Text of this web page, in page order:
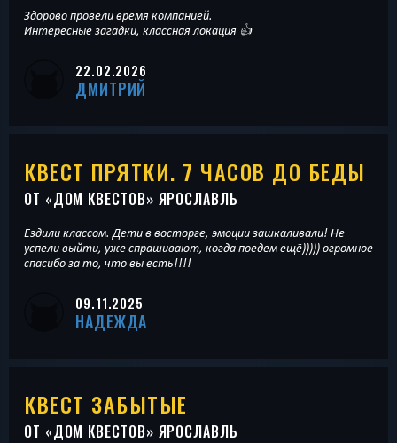
Здорово провели время компанией.
Интересные загадки, классная локация 👍
22.02.2026
ДМИТРИЙ
КВЕСТ ПРЯТКИ. 7 ЧАСОВ ДО БЕДЫ
ОТ «ДОМ КВЕСТОВ» ЯРОСЛАВЛЬ
Ездили классом. Дети в восторге, эмоции зашкаливали! Не
успели выйти, уже спрашивают, когда поедем ещё))))) огромное
спасибо за то, что вы есть!!!!
09.11.2025
НАДЕЖДА
КВЕСТ ЗАБЫТЫЕ
ОТ «ДОМ КВЕСТОВ» ЯРОСЛАВЛЬ